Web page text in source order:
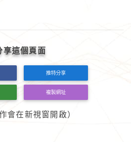
享這個頁面
推特分享
複製網址
會在新視窗開啟）